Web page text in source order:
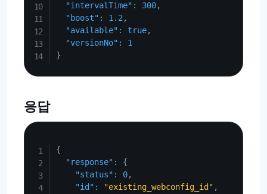
"intervalTime" : 300,
"boost" : 1.2 ,
"available" : true,
"versionNo" :
1
}
응답
{
"response" :
{
"status" : 0,
"id" : "existing_webconfig_id" ,